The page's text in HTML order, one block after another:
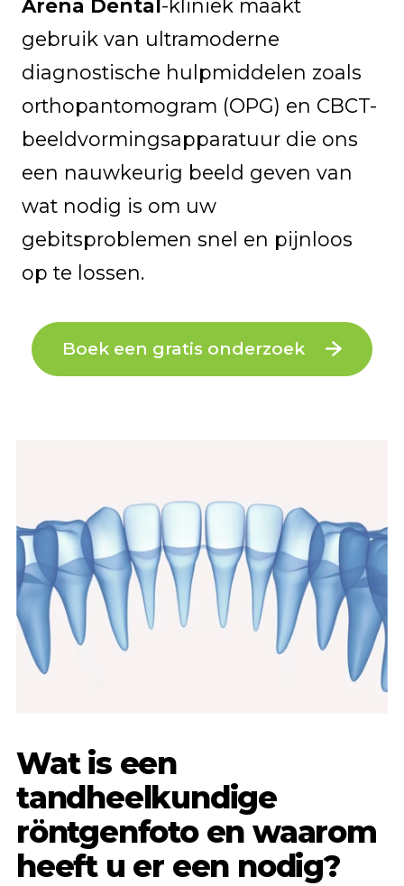
Arena Dental-kliniek maakt
gebruik van ultramoderne
diagnostische hulpmiddelen zoals
orthopantomogram (OPG) en CBCT-
beeldvormingsapparatuur die ons
een nauwkeurig beeld geven van
wat nodig is om uw
gebitsproblemen snel en pijnloos
op te lossen.
Boek een gratis onderzoek
Wat is een
tandheelkundige
röntgenfoto en waarom
heeft u er een nodig?